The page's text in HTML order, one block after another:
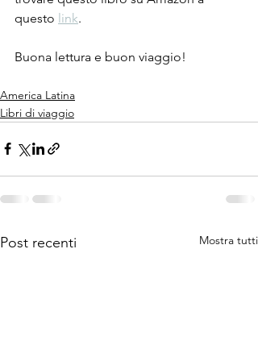
questo link.
Buona lettura e buon viaggio!
America Latina
Libri di viaggio
Post recenti Mostra tutti